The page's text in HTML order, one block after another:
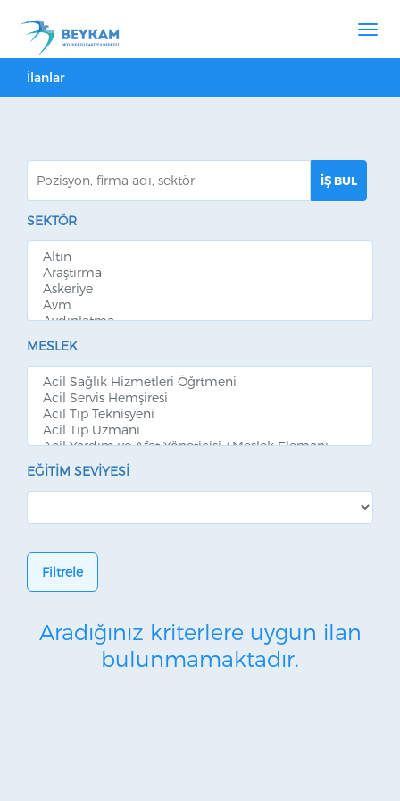
İlanlar
SEKTÖR
MESLEK
EĞITIM SEVIYESI
Filtrele
Aradığınız kriterlere uygun ilan
bulunmamaktadır.